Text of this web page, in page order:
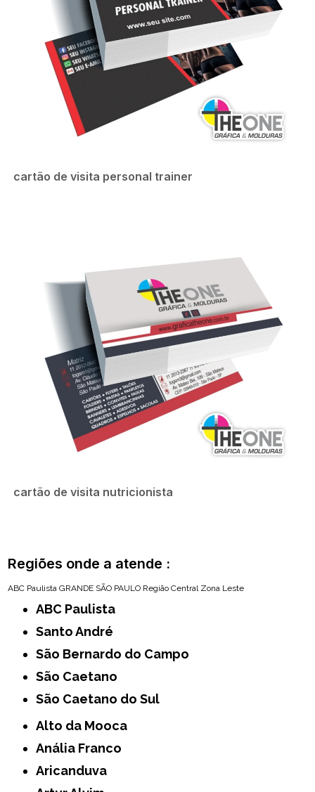
cartão de visita personal trainer
cartão de visita nutricionista
Regiões onde a atende :
ABC Paulista GRANDE SÃO PAULO Região Central Zona Leste
ABC Paulista
Santo André
São Bernardo do Campo
São Caetano
São Caetano do Sul
Alto da Mooca
Anália Franco
Aricanduva